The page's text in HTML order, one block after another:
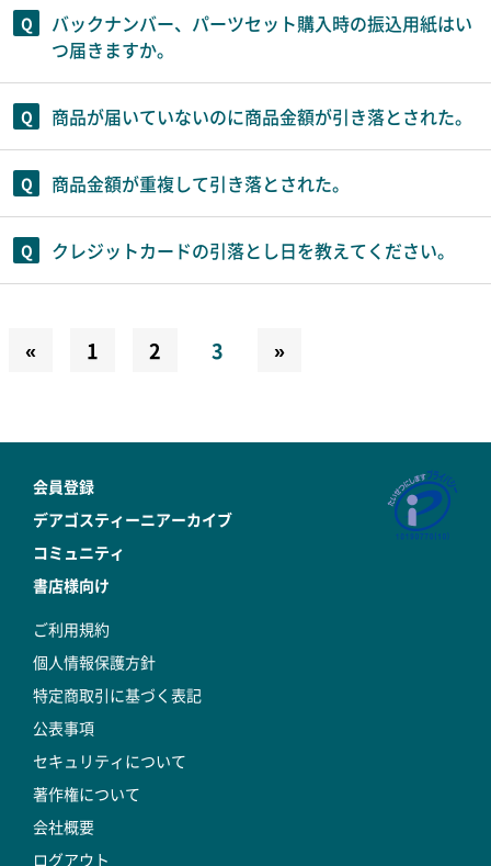
バックナンバー、パーツセット購入時の振込用紙はい
つ届きますか。
商品が届いていないのに商品金額が引き落とされた。
商品金額が重複して引き落とされた。
クレジットカードの引落とし日を教えてください。
« 1 2 3 »
会員登録
デアゴスティーニアーカイブ
コミュニティ
書店様向け
ご利用規約
個人情報保護方針
特定商取引に基づく表記
公表事項
セキュリティについて
著作権について
会社概要
ログアウト